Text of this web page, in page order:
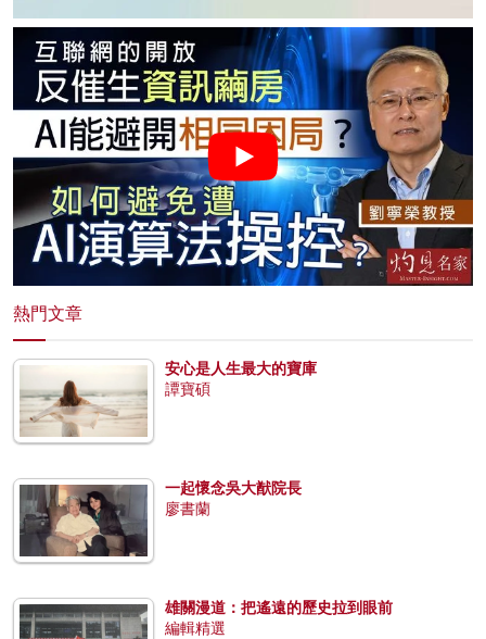
熱門文章
安心是人生最大的寶庫
譚寶碩
一起懷念吳大猷院長
廖書蘭
雄關漫道：把遙遠的歷史拉到眼前
編輯精選